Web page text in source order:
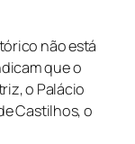
não está
que o
o Palácio
Castilhos, o